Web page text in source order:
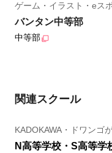
ゲーム・イラスト・eス
バンタン中等部
中等部
関連スクール
KADOKAWA・ドワンゴ
N高等学校・S高等学